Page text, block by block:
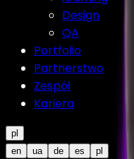
Design
QA
Portfolio
Partnerstwo
Zespół
Kariera
pl
en
ua de es
pl